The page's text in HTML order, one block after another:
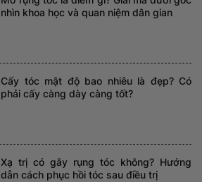
nhìn khoa học và quan niệm dân gian
Cấy tóc mật độ bao nhiêu là đẹp? Có
phải cấy càng dày càng tốt?
Xạ trị có gây rụng tóc không? Hướng
dẫn cách phục hồi tóc sau điều trị